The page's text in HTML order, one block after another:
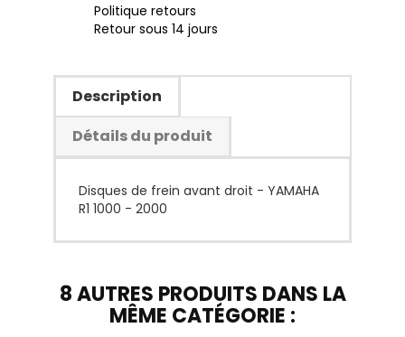
Politique retours
Retour sous 14 jours
Description
Détails du produit
Disques de frein avant droit - YAMAHA
R1 1000 - 2000
8 AUTRES PRODUITS DANS LA
MÊME CATÉGORIE :